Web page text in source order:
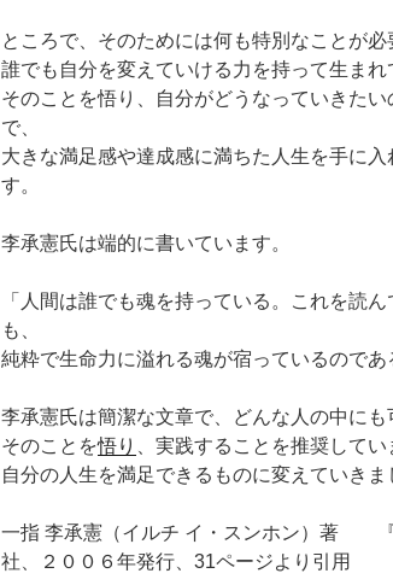
ところで、そのためには何も特別なことが必
誰でも自分を変えていける力を持って生まれ
そのことを悟り、自分がどうなっていきた
で、
大きな満足感や達成感に満ちた人生を手に
す。
李承憲氏は端的に書いています。
「人間は誰でも魂を持っている。これを読
も、
純粋で生命力に溢れる魂が宿っているのであ
李承憲氏は簡潔な文章で、どんな人の中にも
そのことを悟り
、実践することを推奨してい
自分の人生を満足できるものに変えていきま
一指 李承憲（イルチ イ・スンホン）著
社、２００６年発行、31ページより引用